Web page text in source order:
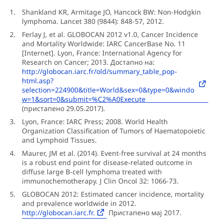
Shankland KR, Armitage JO, Hancock BW: Non-Hodgkin
lymphoma. Lancet 380 (9844): 848-57, 2012.
Ferlay J, et al. GLOBOCAN 2012 v1.0, Cancer Incidence
and Mortality Worldwide: IARC CancerBase No. 11
[Internet]. Lyon, France: International Agency for
Research on Cancer; 2013. Достапно на:
http://globocan.iarc.fr/old/summary_table_pop-
html.asp?
selection=224900&title=World&sex=0&type=0&windo
w=1&sort=0&submit=%C2%A0Execute
(пристапено 29.05.2017).
Lyon, France: IARC Press; 2008. World Health
Organization Classification of Tumors of Haematopoietic
and Lymphoid Tissues.
Maurer, JM et al. (2014). Event-free survival at 24 months
is a robust end point for disease-related outcome in
diffuse large B-cell lymphoma treated with
immunochemotherapy. J Clin Oncol 32: 1066-73.
GLOBOCAN 2012: Estimated cancer incidence, mortality
and prevalence worldwide in 2012.
http://globocan.iarc.fr.
Пристапено мај 2017.